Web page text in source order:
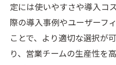
定には使いやすさや導入コ
際の導入事例やユーザーフ
ことで、より適切な選択が
り、営業チームの生産性を